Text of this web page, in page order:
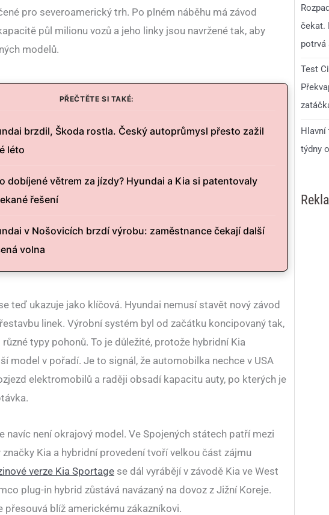
pro severoamerický trh. Po plném náběhu má závod
půl milionu vozů a jeho linky jsou navržené tak, aby
modelů.
PŘEČTĚTE SI TAKÉ:
brzdil, Škoda rostla. Český autoprůmysl přesto zažil
léto
dobíjené větrem za jízdy? Hyundai a Kia si patentovaly
řešení
v Nošovicích brzdí výrobu: zaměstnance čekají další
volna
teď ukazuje jako klíčová. Hyundai nemusí stavět nový závod
linek. Výrobní systém byl od začátku koncipovaný tak,
typy pohonů. To je důležité, protože hybridní Kia
model v pořadí. Je to signál, že automobilka nechce v USA
elektromobilů a raději obsadí kapacitu auty, po kterých je
navíc není okrajový model. Ve Spojených státech patří mezi
Kia a hybridní provedení tvoří velkou část zájmu
verze Kia Sportage se dál vyrábějí v závodě Kia ve West
plug-in hybrid zůstává navázaný na dovoz z Jižní Koreje.
přesouvá blíž americkému zákazníkovi.
čekat.
potrvá
Test
Hlavní
týdny